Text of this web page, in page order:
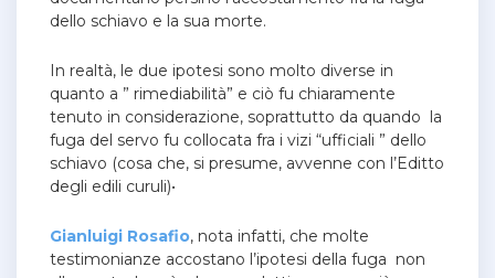
dello schiavo e la sua morte.
In realtà, le due ipotesi sono molto diverse in
quanto a ” rimediabilità” e ciò fu chiaramente
tenuto in considerazione, soprattutto da quando la
fuga del servo fu collocata fra i vizi “ufficiali ” dello
schiavo (cosa che, si presume, avvenne con l’Editto
degli edili curuli)•
Gianluigi Rosafio, nota infatti, che molte
testimonianze accostano l’ipotesi della fuga non